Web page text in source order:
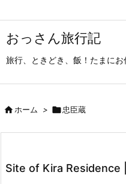
おっさん旅行記
旅行、ときどき、飯！たまにお
ホーム > 忠臣蔵
Site of Kira Residence